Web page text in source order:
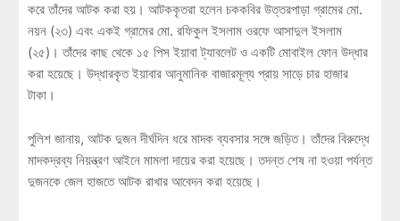
করে তাঁদের আটক করা হয়। আটককৃতরা হলেন চককবির উত্তরপাড়া গ্রামের মো.
নয়ন (২৩) এবং একই গ্রামের মো. রফিকুল ইসলাম ওরফে আসাদুল ইসলাম
(২৫)। তাঁদের কাছ থেকে ১৫ পিস ইয়াবা ট্যাবলেট ও একটি মোবাইল ফোন উদ্ধার
করা হয়েছে। উদ্ধারকৃত ইয়াবার আনুমানিক বাজারমূল্য প্রায় সাড়ে চার হাজার
টাকা।
পুলিশ জানায়, আটক দুজন দীর্ঘদিন ধরে মাদক ব্যবসার সঙ্গে জড়িত। তাঁদের বিরুদ্ধে
মাদকদ্রব্য নিয়ন্ত্রণ আইনে মামলা দায়ের করা হয়েছে। তদন্ত শেষ না হওয়া পর্যন্ত
দুজনকে জেল হাজতে আটক রাখার আবেদন করা হয়েছে।